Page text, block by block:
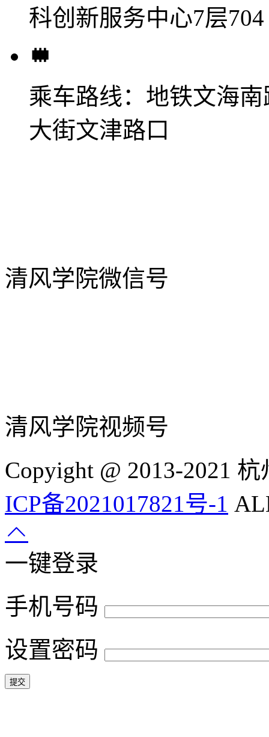
科创新服务中心7层704
乘车路线： 地铁文海
大街文津路口
清风学院微信号
清风学院视频号
Copyight @ 2013-2021
ICP备2021017821号-1
一键登录
手机号码
设置密码